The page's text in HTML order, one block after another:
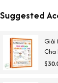
Suggested
Giải
Cha